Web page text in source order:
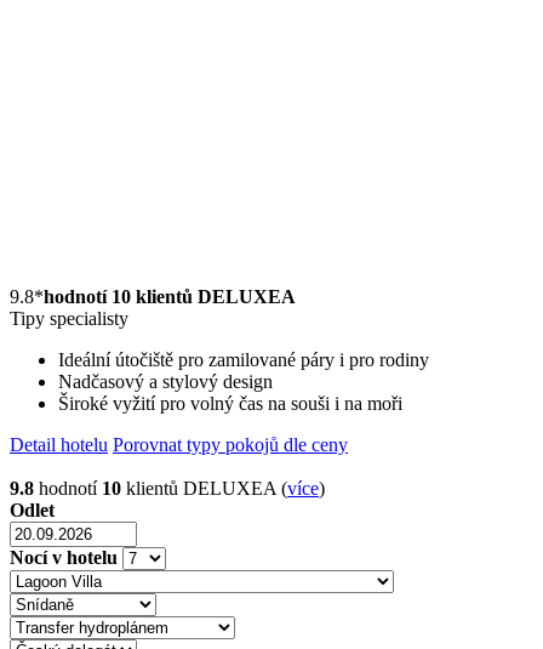
9.8*hodnotí 10 klientů DELUXEA
Tipy specialisty
Ideální útočiště pro zamilované páry i pro rodiny
Nadčasový a stylový design
Široké vyžití pro volný čas na souši i na moři
Detail hotelu Porovnat typy pokojů dle ceny
9.8 hodnotí 10 klientů DELUXEA (více)
Odlet
Nocí v hotelu